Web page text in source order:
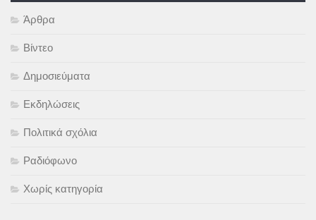
Άρθρα
Βίντεο
Δημοσιεύματα
Εκδηλώσεις
Πολιτικά σχόλια
Ραδιόφωνο
Χωρίς κατηγορία